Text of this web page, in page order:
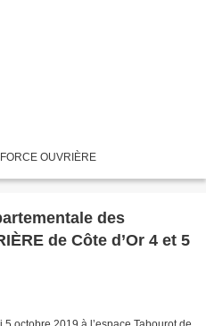
OUVRIÈRE
des
de Côte d’Or 4 et 5